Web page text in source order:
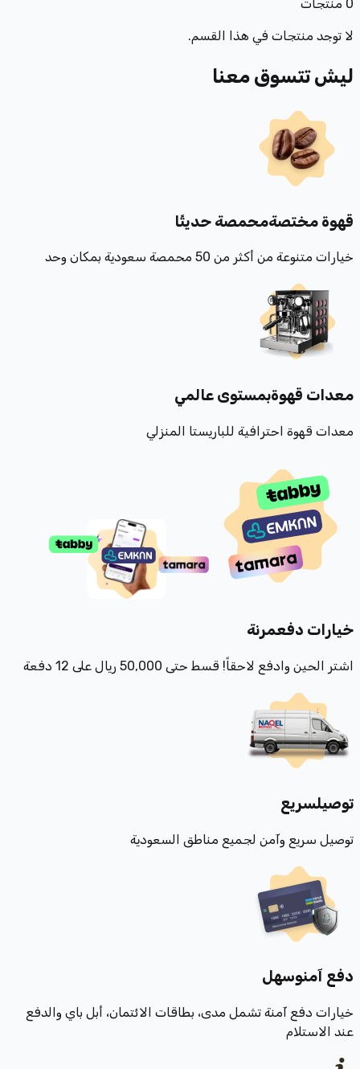
0 منتجات
لا توجد منتجات في هذا القسم.
ليش تتسوق معنا
قهوة مختصةمحمصة حديثًا
خيارات متنوعة من أكثر من 50 محمصة سعودية بمكان وحد
معدات قهوةبمستوى عالمي
معدات قهوة احترافية للباريستا المنزلي
خيارات دفعمرنة
اشتر الحين وادفع لاحقاً! قسط حتى 50,000 ريال على 12 دفعة
توصيلسريع
توصيل سريع وآمن لجميع مناطق السعودية
دفع آمنوسهل
خيارات دفع آمنة تشمل مدى، بطاقات الائتمان، أبل باي والدفع
عند الاستلام